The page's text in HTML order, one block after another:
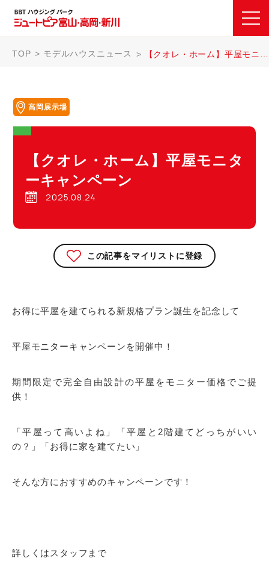
TOP モデルハウスニュース 【クオレ・ホーム】平屋モニターキャンペーン
高岡展示場
【クオレ・ホーム】平屋モニタ
ーキャンペーン
2025.08.24
この記事をマイリストに登録
お得に平屋を建てられる新規格プラン誕生を記念して
平屋モニターキャンペーンを開催中！
期間限定で完全自由設計の平屋をモニター価格でご提
供！
「平屋って高いよね」「平屋と2階建てどっちがいい
の？」「お得に家を建てたい」
そんな方におすすめのキャンペーンです！
詳しくはスタッフまで